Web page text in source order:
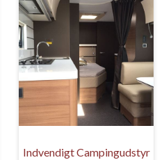
Indvendigt Campingudstyr